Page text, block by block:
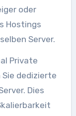
oder
Hostings
Server.
Private
Sie dedizierte
Dies